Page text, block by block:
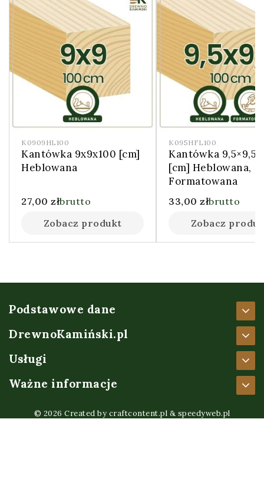
K0909HL100
Kantówka 9x9x100 [cm]
Heblowana
27,00 złbrutto
Zobacz produkt
K095HFL100
Kantówka
[cm] Heblowana,
Formatowana
33,00 złbrutto
Zobacz
Podstawowe dane
DrewnoKamiński.pl
Usługi
Ważne informacje
© 2026 Created by craftcontent.pl & speedyweb.pl